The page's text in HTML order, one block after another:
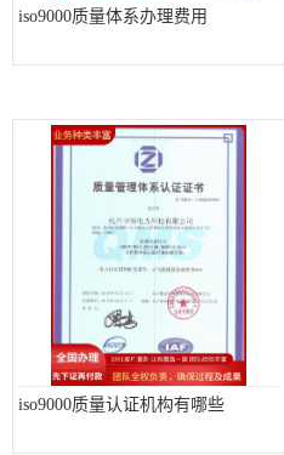
iso9000质量体系办理费用
iso9000质量认证机构有哪些